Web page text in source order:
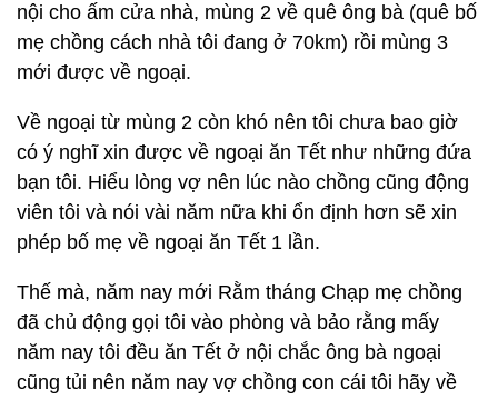
nội cho ấm cửa nhà, mùng 2 về quê ông bà (quê bố
mẹ chồng cách nhà tôi đang ở 70km) rồi mùng 3
mới được về ngoại.
Về ngoại từ mùng 2 còn khó nên tôi chưa bao giờ
có ý nghĩ xin được về ngoại ăn Tết như những đứa
bạn tôi. Hiểu lòng vợ nên lúc nào chồng cũng động
viên tôi và nói vài năm nữa khi ổn định hơn sẽ xin
phép bố mẹ về ngoại ăn Tết 1 lần.
Thế mà, năm nay mới Rằm tháng Chạp mẹ chồng
đã chủ động gọi tôi vào phòng và bảo rằng mấy
năm nay tôi đều ăn Tết ở nội chắc ông bà ngoại
cũng tủi nên năm nay vợ chồng con cái tôi hãy về